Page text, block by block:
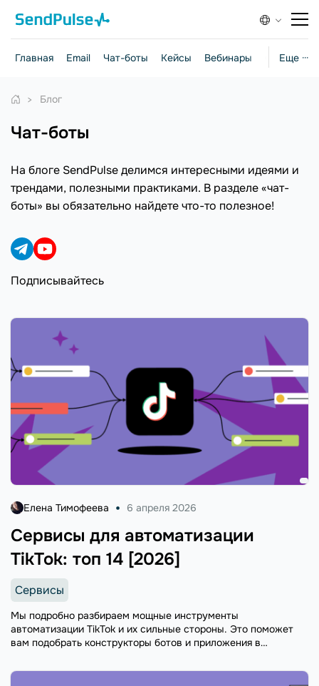
Еще ···
Главная Email Чат-боты Кейсы Вебинары Стратегии
Блог
чат-боты
На блоге SendPulse делимся интересными идеями и
трендами, полезными практиками. В разделе «чат-
боты» вы обязательно найдете что-то полезное!
Подписывайтесь
Сервисы для автоматизации
TikTok: топ 14 [2026]
Елена Тимофеева 6 апреля 2026
Сервисы
Мы подробно разбираем мощные инструменты
автоматизации TikTok и их сильные стороны. Это поможет
вам подобрать конструкторы ботов и приложения в